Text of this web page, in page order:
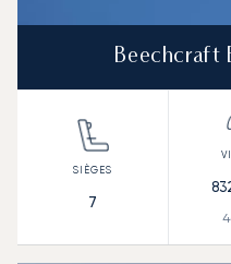
Beechcraft
7